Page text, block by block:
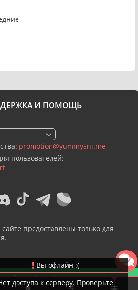
предоставлены только для
И ПОМОЩЬ
promotion@yummyani.me
пользователей:
дизайн сайта
Вы офлайн :(
доступа к серверу. Проверьте